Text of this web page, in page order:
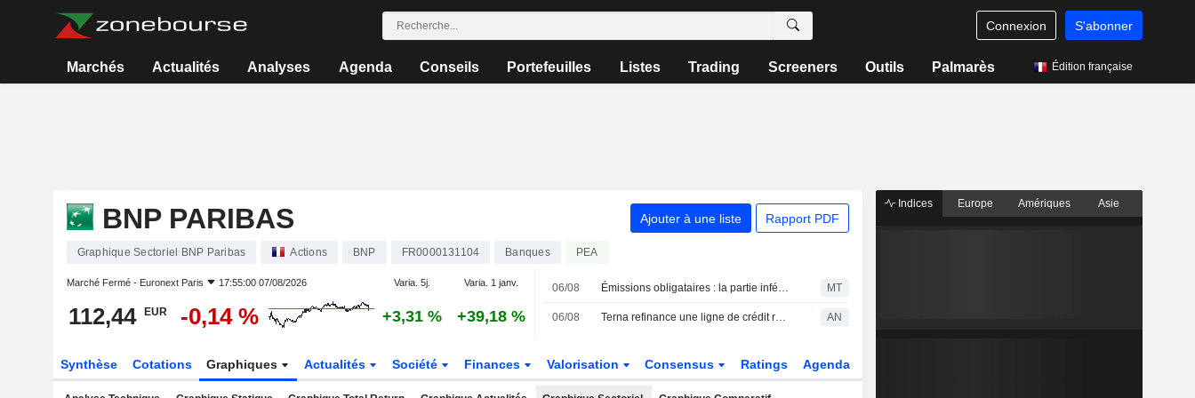
Connexion S'abonner
Marchés Actualités Analyses Agenda Conseils Portefeuilles Listes Trading Screeners Outils Palmarès Édition française
BNP PARIBAS Ajouter à une liste Rapport PDF
Graphique Sectoriel BNP Paribas Actions BNP FR0000131104 Banques PEA
Marché Fermé - Euronext Paris 17:55:00 07/08/2026 Varia. 5j. Varia. 1 janv.
112,44 EUR -0,14 % +3,31 % +39,18 %
06/08 Émissions obligataires : la partie inférieure de la reprise en " K » reste à la traîne, selon Hjort MT
06/08 Terna refinance une ligne de crédit revolving liée aux critères ESG de 2,3 milliards d'euros AN
Synthèse Cotations Graphiques Actualités Société Finances Valorisation Consensus Ratings Agenda
Indices Europe Amériques Asie